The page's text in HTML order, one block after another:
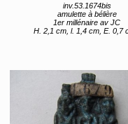
inv.53.1674bis
amulette à bélière
1er millénaire av JC
H. 2,1 cm, l. 1,4 cm, E. 0,7